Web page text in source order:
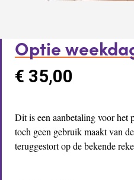
Optie
€ 35,00
Dit is een aanbetaling voor het
toch geen gebruik maakt van
teruggestort op de bekende